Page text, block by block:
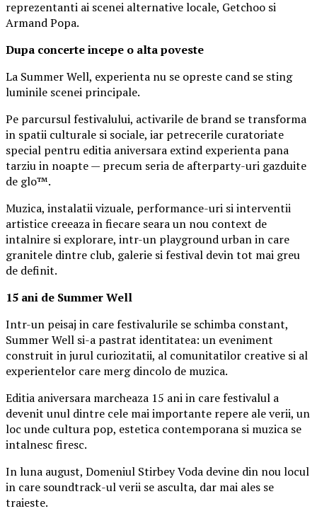
reprezentanti ai scenei alternative locale, Getchoo si
Armand Popa.
Dupa concerte incepe o alta poveste
La Summer Well, experienta nu se opreste cand se sting
luminile scenei principale.
Pe parcursul festivalului, activarile de brand se transforma
in spatii culturale si sociale, iar petrecerile curatoriate
special pentru editia aniversara extind experienta pana
tarziu in noapte — precum seria de afterparty-uri gazduite
de glo™.
Muzica, instalatii vizuale, performance-uri si interventii
artistice creeaza in fiecare seara un nou context de
intalnire si explorare, intr-un playground urban in care
granitele dintre club, galerie si festival devin tot mai greu
de definit.
15 ani de Summer Well
Intr-un peisaj in care festivalurile se schimba constant,
Summer Well si-a pastrat identitatea: un eveniment
construit in jurul curiozitatii, al comunitatilor creative si al
experientelor care merg dincolo de muzica.
Editia aniversara marcheaza 15 ani in care festivalul a
devenit unul dintre cele mai importante repere ale verii, un
loc unde cultura pop, estetica contemporana si muzica se
intalnesc firesc.
In luna august, Domeniul Stirbey Voda devine din nou locul
in care soundtrack-ul verii se asculta, dar mai ales se
traieste.